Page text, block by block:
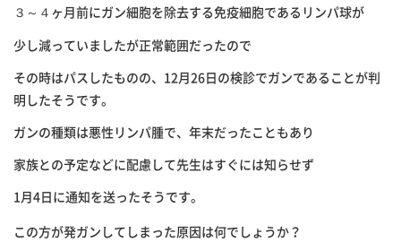
３～４ヶ月前にガン細胞を除去する免疫細胞であるリンパ球が
少し減っていましたが正常範囲だったので
その時はパスしたものの、 12月26日の検診でガンであることが判
明したそうです。
ガンの種類は悪性リンパ腫で、年末だったこともあり
家族との予定などに配慮して先生はすぐには知らせず
1月4日に通知を送ったそうです。
この方が発ガンしてしまった原因は何でしょうか？